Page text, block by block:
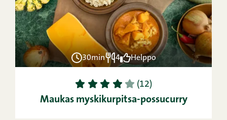
30min 4 Helppo
1 2 3 4 5 (12)
Maukas myskikurpitsa-possucurry